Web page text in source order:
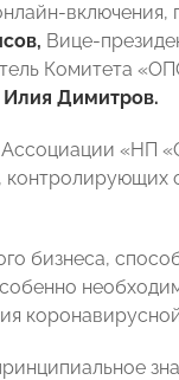
включения,
Вице-
Комитета
Илия Димитров.
Ассоциации «НП
бизнеса,